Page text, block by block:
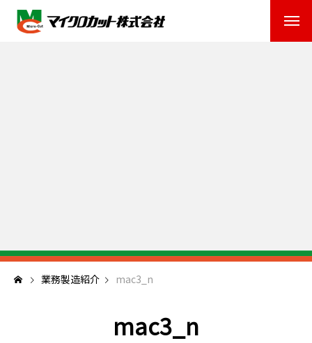
業務製造紹介 mac3_n
mac3_n